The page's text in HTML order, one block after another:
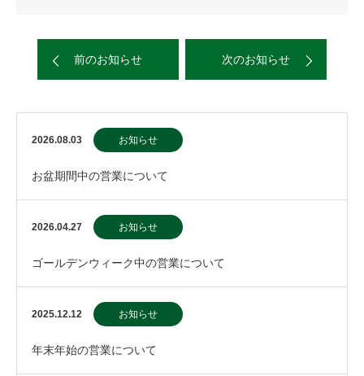
前のお知らせ 次のお知らせ
2026.08.03 お知らせ
お盆期間中の営業について
2026.04.27 お知らせ
ゴールデンウィーク中の営業について
2025.12.12 お知らせ
年末年始の営業について